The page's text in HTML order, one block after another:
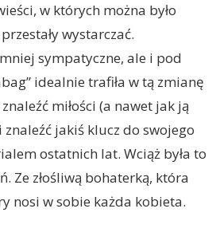
w których można było
wystarczać.
sympatyczne, ale i pod
idealnie trafiła w tą zmianę
miłości (a nawet jak ją
jakiś klucz do swojego
ostatnich lat. Wciąż była to
Ze złośliwą bohaterką, która
nosi w sobie każda kobieta.